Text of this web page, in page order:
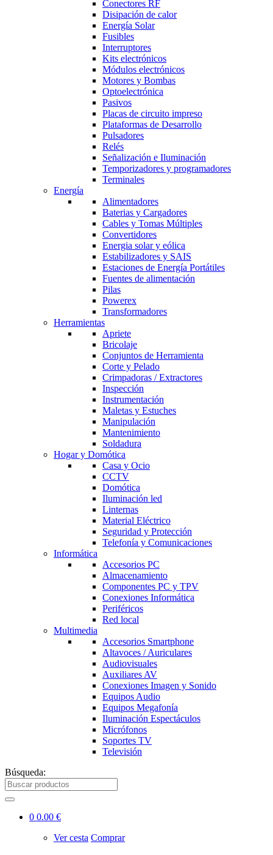
Conectores RF
Disipación de calor
Energía Solar
Fusibles
Interruptores
Kits electrónicos
Módulos electrónicos
Motores y Bombas
Optoelectrónica
Pasivos
Placas de circuito impreso
Plataformas de Desarrollo
Pulsadores
Relés
Señalización e Iluminación
Temporizadores y programadores
Terminales
Energía
Alimentadores
Baterias y Cargadores
Cables y Tomas Múltiples
Convertidores
Energia solar y eólica
Estabilizadores y SAIS
Estaciones de Energía Portátiles
Fuentes de alimentación
Pilas
Powerex
Transformadores
Herramientas
Apriete
Bricolaje
Conjuntos de Herramienta
Corte y Pelado
Crimpadoras / Extractores
Inspección
Instrumentación
Maletas y Estuches
Manipulación
Mantenimiento
Soldadura
Hogar y Domótica
Casa y Ocio
CCTV
Domótica
Iluminación led
Linternas
Material Eléctrico
Seguridad y Protección
Telefonía y Comunicaciones
Informática
Accesorios PC
Almacenamiento
Componentes PC y TPV
Conexiones Informática
Periféricos
Red local
Multimedia
Accesorios Smartphone
Altavoces / Auriculares
Audiovisuales
Auxiliares AV
Conexiones Imagen y Sonido
Equipos Audio
Equipos Megafonía
Iluminación Espectáculos
Micrófonos
Soportes TV
Televisión
Búsqueda:
0 0.00 €
Ver cesta Comprar